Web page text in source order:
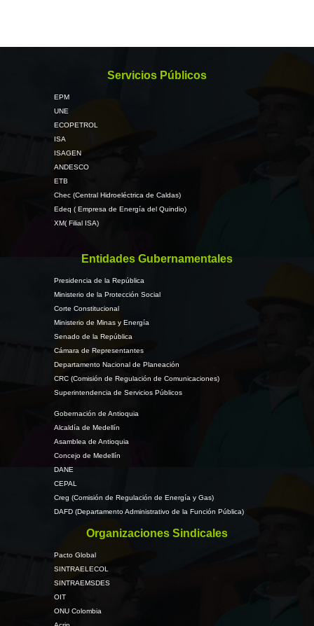
Servicios Públicos
EPM
UNE
ECOPETROL
ISA
ISAGEN
ANDESCO
ETB
Chec (Central Hidroeléctrica de Caldas)
Edeq ( Empresa de Energía del Quindio)
XM( Filial ISA)
Entidades Gubernamentales
Presidencia de la República
Ministerio de la Protección Social
Corte Constitucional
Ministerio de Minas y Energía
Senado de la República
Cámara de Representantes
Departamento Nacional de Planeación
CRC (Comisión de Regulación de Comunicaciones)
Superintendencia de Servicios Públicos
Gobernación de Antioquia
Alcaldía de Medellín
Asamblea de Antioquia
Concejo de Medellín
DANE
CEPAL
Creg (Comisión de Regulación de Energía y Gas)
DAFD (Departamento Administrativo de la Función Pública)
Organizaciones Sindicales
Pacto Global
SINTRAELECOL
SINTRAEMSDES
OIT
ONU Colombia